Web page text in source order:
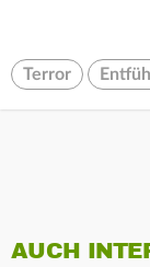
Terror
AUCH